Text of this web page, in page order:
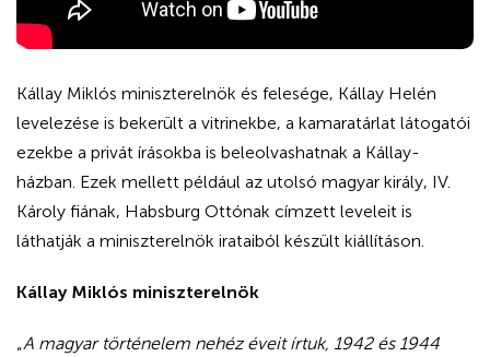
Kállay Miklós miniszterelnök és felesége, Kállay Helén
levelezése is bekerült a vitrinekbe, a kamaratárlat látogatói
ezekbe a privát írásokba is beleolvashatnak a Kállay-
házban. Ezek mellett például az utolsó magyar király, IV.
Károly fiának, Habsburg Ottónak címzett leveleit is
láthatják a miniszterelnök irataiból készült kiállításon.
Kállay Miklós miniszterelnök
„A magyar történelem nehéz éveit írtuk, 1942 és 1944